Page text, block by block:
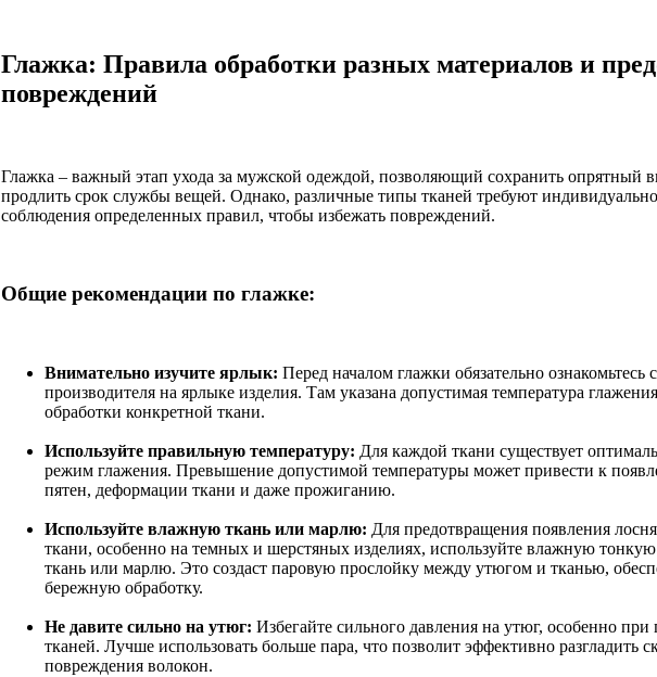
Глажка: Правила обработки разных материалов и
повреждений
Глажка – важный этап ухода за мужской одеждой, позволяющий сохранить опрятный
продлить срок службы вещей. Однако, различные типы тканей требуют
соблюдения определенных правил, чтобы избежать повреждений.
Общие рекомендации по глажке:
Внимательно изучите ярлык: Перед началом глажки обязательно ознакомьтесь
производителя на ярлыке изделия. Там указана допустимая температура
обработки конкретной ткани.
Используйте правильную температуру: Для каждой ткани существует
режим глажения. Превышение допустимой температуры может привести к
пятен, деформации ткани и даже прожиганию.
Используйте влажную ткань или марлю: Для предотвращения появления
ткани, особенно на темных и шерстяных изделиях, используйте влажную
ткань или марлю. Это создаст паровую прослойку между утюгом и тканью,
бережную обработку.
Не давите сильно на утюг: Избегайте сильного давления на утюг, особенно
тканей. Лучше использовать больше пара, что позволит эффективно разгладить
повреждения волокон.